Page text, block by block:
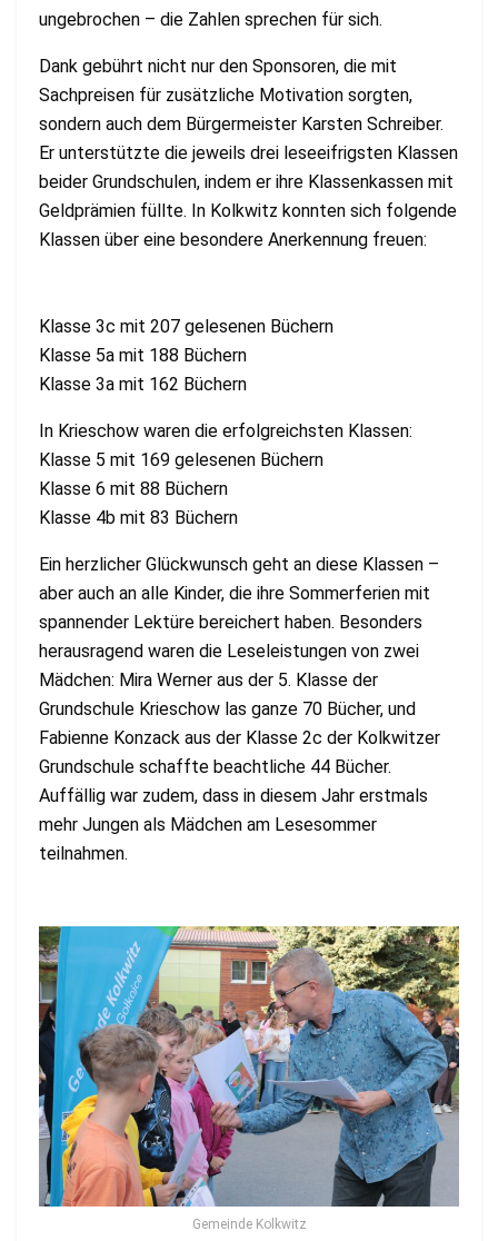
ungebrochen – die Zahlen sprechen für sich.
Dank gebührt nicht nur den Sponsoren, die mit
Sachpreisen für zusätzliche Motivation sorgten,
sondern auch dem Bürgermeister Karsten Schreiber.
Er unterstützte die jeweils drei leseeifrigsten Klassen
beider Grundschulen, indem er ihre Klassenkassen mit
Geldprämien füllte. In Kolkwitz konnten sich folgende
Klassen über eine besondere Anerkennung freuen:
Klasse 3c mit 207 gelesenen Büchern
Klasse 5a mit 188 Büchern
Klasse 3a mit 162 Büchern
In Krieschow waren die erfolgreichsten Klassen:
Klasse 5 mit 169 gelesenen Büchern
Klasse 6 mit 88 Büchern
Klasse 4b mit 83 Büchern
Ein herzlicher Glückwunsch geht an diese Klassen –
aber auch an alle Kinder, die ihre Sommerferien mit
spannender Lektüre bereichert haben. Besonders
herausragend waren die Leseleistungen von zwei
Mädchen: Mira Werner aus der 5. Klasse der
Grundschule Krieschow las ganze 70 Bücher, und
Fabienne Konzack aus der Klasse 2c der Kolkwitzer
Grundschule schaffte beachtliche 44 Bücher.
Auffällig war zudem, dass in diesem Jahr erstmals
mehr Jungen als Mädchen am Lesesommer
teilnahmen.
Gemeinde Kolkwitz